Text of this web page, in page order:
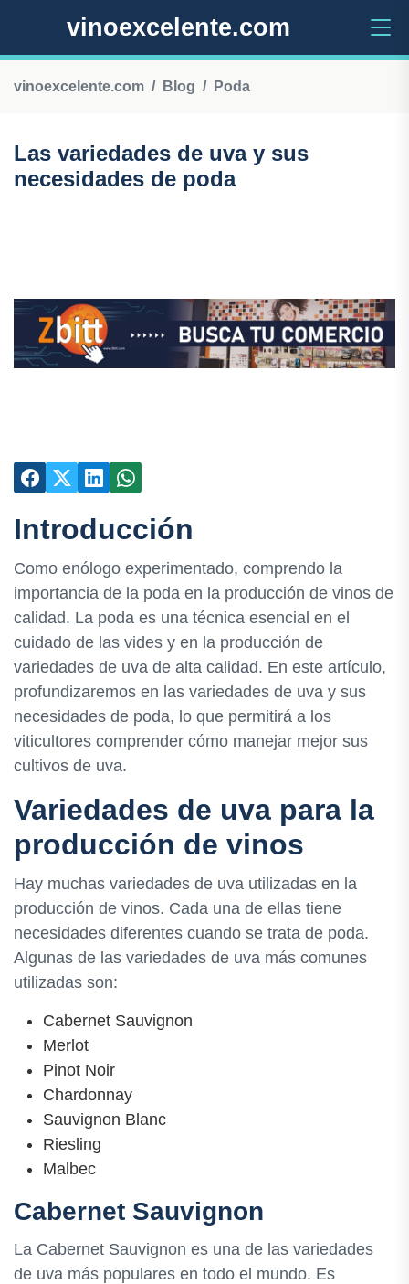
vinoexcelente.com
vinoexcelente.com Blog Poda
Las variedades de uva y sus
necesidades de poda
Introducción
Como enólogo experimentado, comprendo la
importancia de la poda en la producción de vinos de
calidad. La poda es una técnica esencial en el
cuidado de las vides y en la producción de
variedades de uva de alta calidad. En este artículo,
profundizaremos en las variedades de uva y sus
necesidades de poda, lo que permitirá a los
viticultores comprender cómo manejar mejor sus
cultivos de uva.
Variedades de uva para la
producción de vinos
Hay muchas variedades de uva utilizadas en la
producción de vinos. Cada una de ellas tiene
necesidades diferentes cuando se trata de poda.
Algunas de las variedades de uva más comunes
utilizadas son:
Cabernet Sauvignon
Merlot
Pinot Noir
Chardonnay
Sauvignon Blanc
Riesling
Malbec
Cabernet Sauvignon
La Cabernet Sauvignon es una de las variedades
de uva más populares en todo el mundo. Es